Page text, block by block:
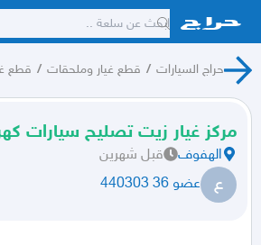
حراج السيارات / قطع غيار وملحقات / قطع
مركز غيار زيت تصليح سيارات
الهفوف قبل شهرين
ع عضو 36 440303